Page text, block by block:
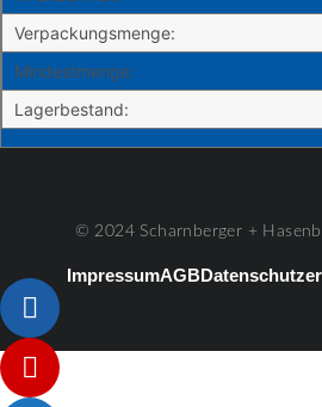
Verpackungsmenge:
Mindestmenge:
Lagerbestand:
© 2024 Scharnberger +
ImpressumAGB
Listenelement #1
Listenelement